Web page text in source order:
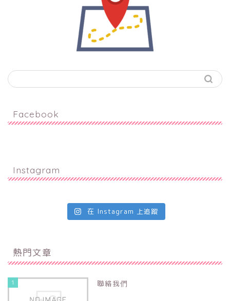
Facebook
Instagram
在 Instagram 上追蹤
熱門文章
1 聯絡我們